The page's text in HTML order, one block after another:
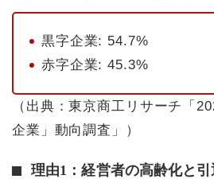
黒字企業: 54.7%
赤字企業: 45.3%
（出典：東京商工リサーチ「
企業」動向調査」）
理由1：経営者の高齢化と引